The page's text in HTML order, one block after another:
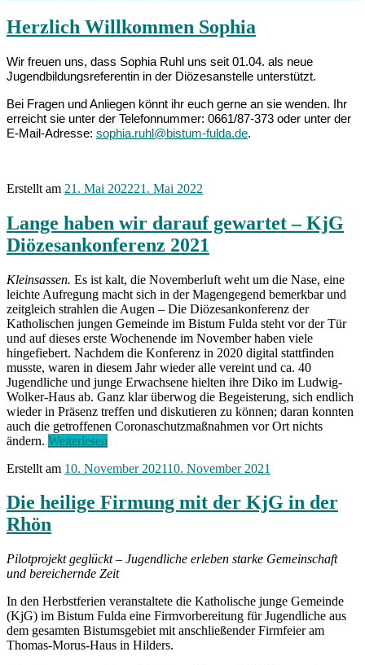
Herzlich Willkommen Sophia
Wir freuen uns, dass Sophia Ruhl uns seit 01.04. als neue
Jugendbildungsreferentin in der Diözesanstelle unterstützt.
Bei Fragen und Anliegen könnt ihr euch gerne an sie wenden. Ihr
erreicht sie unter der Telefonnummer: 0661/87-373 oder unter der
E-Mail-Adresse: sophia.ruhl@bistum-fulda.de.
Erstellt am 21. Mai 202221. Mai 2022
Lange haben wir darauf gewartet – KjG
Diözesankonferenz 2021
Kleinsassen. Es ist kalt, die Novemberluft weht um die Nase, eine
leichte Aufregung macht sich in der Magengegend bemerkbar und
zeitgleich strahlen die Augen – Die Diözesankonferenz der
Katholischen jungen Gemeinde im Bistum Fulda steht vor der Tür
und auf dieses erste Wochenende im November haben viele
hingefiebert. Nachdem die Konferenz in 2020 digital stattfinden
musste, waren in diesem Jahr wieder alle vereint und ca. 40
Jugendliche und junge Erwachsene hielten ihre Diko im Ludwig-
Wolker-Haus ab. Ganz klar überwog die Begeisterung, sich endlich
wieder in Präsenz treffen und diskutieren zu können; daran konnten
auch die getroffenen Coronaschutzmaßnahmen vor Ort nichts
ändern. Weiterlesen
wir
gewartet
–
2021“
Erstellt am 10. November 202110. November 2021
Die heilige Firmung mit der KjG in der
Rhön
Pilotprojekt geglückt – Jugendliche erleben starke Gemeinschaft
und bereichernde Zeit
In den Herbstferien veranstaltete die Katholische junge Gemeinde
(KjG) im Bistum Fulda eine Firmvorbereitung für Jugendliche aus
dem gesamten Bistumsgebiet mit anschließender Firmfeier am
Thomas-Morus-Haus in Hilders.